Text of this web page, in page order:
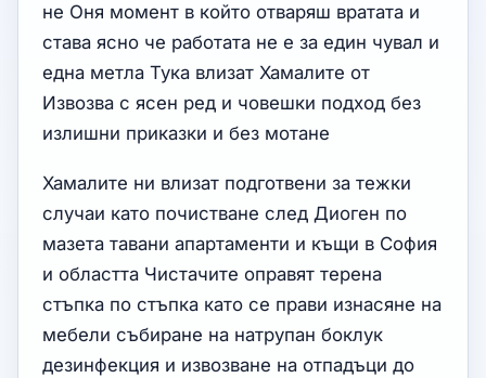
не Оня момент в който отваряш вратата и
става ясно че работата не е за един чувал и
една метла Тука влизат Хамалите от
Извозва с ясен ред и човешки подход без
излишни приказки и без мотане
Хамалите ни влизат подготвени за тежки
случаи като почистване след Диоген по
мазета тавани апартаменти и къщи в София
и областта Чистачите оправят терена
стъпка по стъпка като се прави изнасяне на
мебели събиране на натрупан боклук
дезинфекция и извозване на отпадъци до